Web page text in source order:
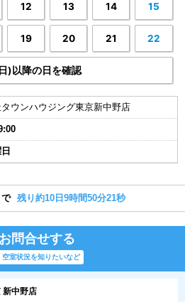
12 13 14 15
19 20 21 22
)以降の日を確認
ウンハウジング東京新中野店
残り約10日9時間50分20秒
問合せする
空室状況を知りたいなど
新中野店